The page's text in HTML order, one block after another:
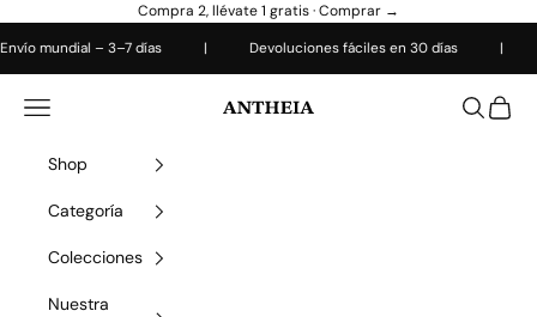
Compra 2, llévate 1 gratis ·Comprar →
– 3–7 días
Devoluciones fáciles en 30 días
Antheiafit
Abrir menú de navegación AbrirAbrir
Shop
Categoría
Colecciones
Nuestra